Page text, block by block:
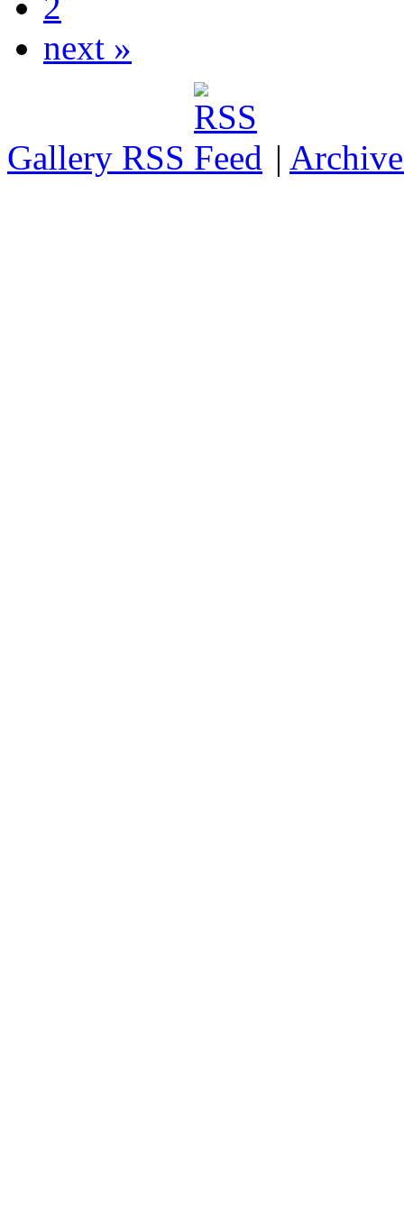
next »
Gallery RSS |